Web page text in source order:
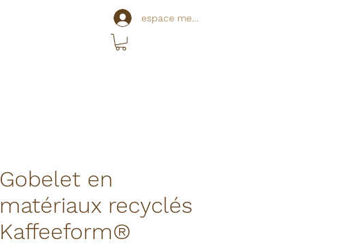
espace membre
Gobelet en
matériaux recyclés
Kaffeeform®